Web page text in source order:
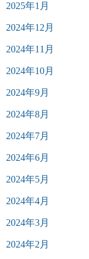
2025年1月
2024年12月
2024年11月
2024年10月
2024年9月
2024年8月
2024年7月
2024年6月
2024年5月
2024年4月
2024年3月
2024年2月